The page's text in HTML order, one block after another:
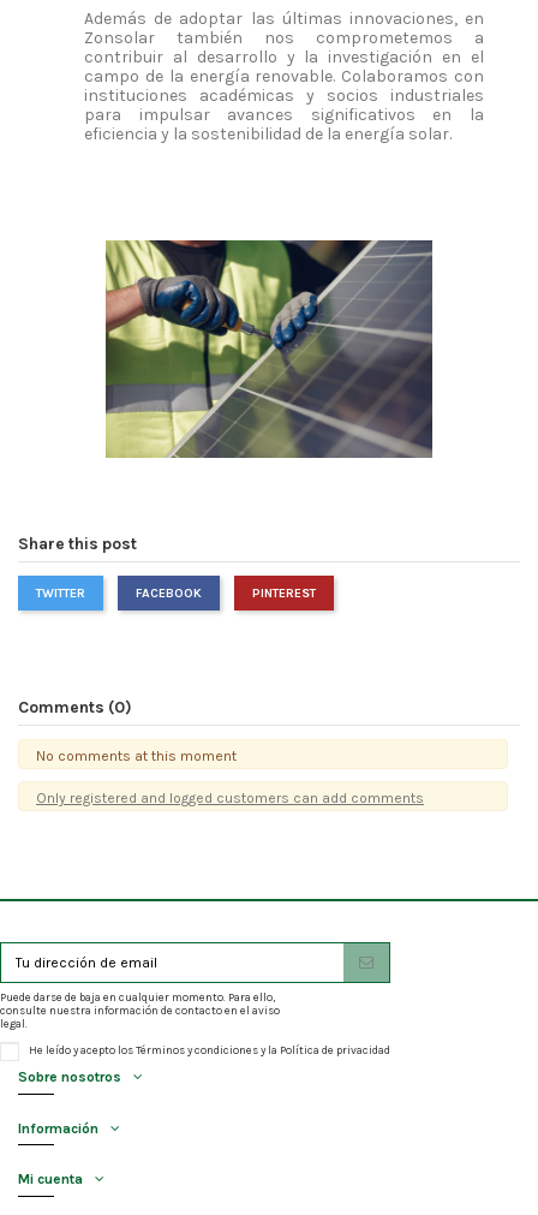
Además de adoptar las últimas innovaciones, en
Zonsolar también nos comprometemos a
contribuir al desarrollo y la investigación en el
campo de la energía renovable. Colaboramos con
instituciones académicas y socios industriales
para impulsar avances significativos en la
eficiencia y la sostenibilidad de la energía solar.
Share this post
TWITTER FACEBOOK PINTEREST
Comments (0)
No comments at this moment
Only registered and logged customers can add comments
Puede darse de baja en cualquier momento. Para ello,
consulte nuestra información de contacto en el aviso
legal.
He leído y acepto losTérminos y condicionesy la Política de privacidad
Sobre nosotros
Información
Mi cuenta